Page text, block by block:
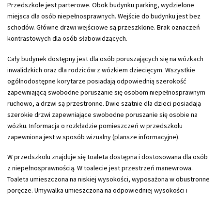
Przedszkole jest parterowe. Obok budynku parking, wydzielone
miejsca dla osób niepełnosprawnych. Wejście do budynku jest bez
schodów. Główne drzwi wejściowe są przeszklone. Brak oznaczeń
kontrastowych dla osób słabowidzących.
Cały budynek dostępny jest dla osób poruszających się na wózkach
inwalidzkich oraz dla rodziców z wózkiem dziecięcym. Wszystkie
ogólnodostępne korytarze posiadają odpowiednią szerokość
zapewniającą swobodne poruszanie się osobom niepełnosprawnym
ruchowo, a drzwi są przestronne. Dwie szatnie dla dzieci posiadają
szerokie drzwi zapewniające swobodne poruszanie się osobie na
wózku. Informacja o rozkładzie pomieszczeń w przedszkolu
zapewniona jest w sposób wizualny (plansze informacyjne).
W przedszkolu znajduje się toaleta dostępna i dostosowana dla osób
z niepełnosprawnością. W toalecie jest przestrzeń manewrowa.
Toaleta umieszczona na niskiej wysokości, wyposażona w obustronne
poręcze. Umywalka umieszczona na odpowiedniej wysokości i